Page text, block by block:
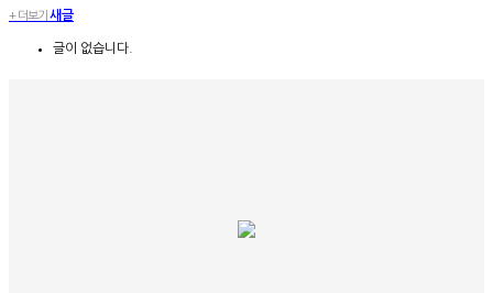
+ 더보기 새글
글이 없습니다.